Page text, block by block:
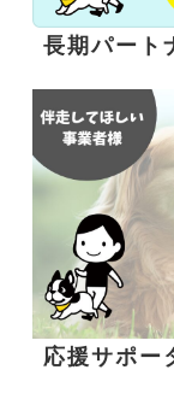
長期パート
応援サポー